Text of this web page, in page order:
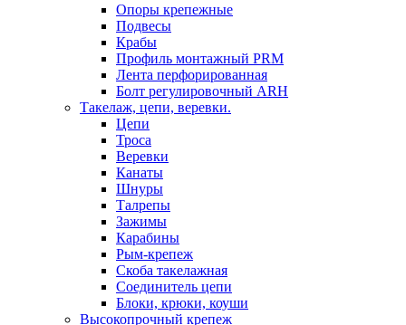
Опоры крепежные
Подвесы
Крабы
Профиль монтажный PRM
Лента перфорированная
Болт регулировочный ARH
Такелаж, цепи, веревки.
Цепи
Троса
Веревки
Канаты
Шнуры
Талрепы
Зажимы
Карабины
Рым-крепеж
Скоба такелажная
Соединитель цепи
Блоки, крюки, коуши
Высокопрочный крепеж